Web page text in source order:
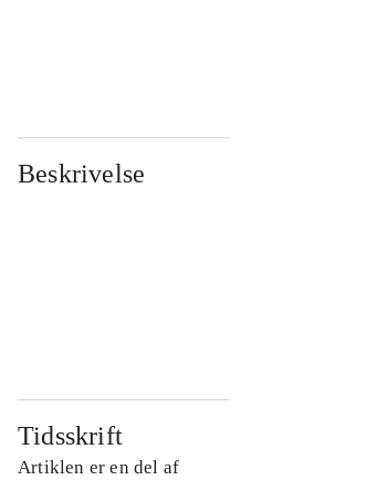
Beskrivelse
Tidsskrift
Artiklen er en del af